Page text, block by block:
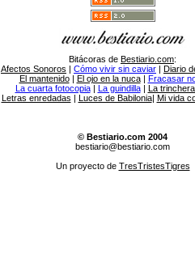
Bitácoras de Bestiario.com:
Afectos Sonoros | Cómo vivir sin caviar | Diario
El mantenido| El ojo en la nuca| Fracasar
La cuarta fotocopia| La guindilla| La
Letras enredadas | Luces de Babilonia| Mi vida
© Bestiario.com 2004
bestiario@bestiario.com
Un proyecto de TresTristesTigres